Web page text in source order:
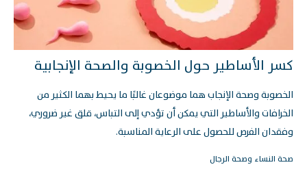
كسر الأساطير حول الخصوبة والصحة الإنجابية
الخصوبة وصحة الإنجاب هما موضوعان غالبًا ما يحيط بهما الكثير من
الخرافات والأساطير التي يمكن أن تؤدي إلى التباس، قلق غير ضروري،
وفقدان الفرص للحصول على الرعاية المناسبة.
صحة النساء وصحة الرجال